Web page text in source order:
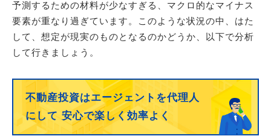
予測するための材料が少なすぎる、マクロ的なマイナス
要素が重なり過ぎています。このような状況の中、はた
して、想定が現実のものとなるのかどうか、以下で分析
して行きましょう。
不動産投資はエージェントを代理人
にして安心で楽しく効率よく